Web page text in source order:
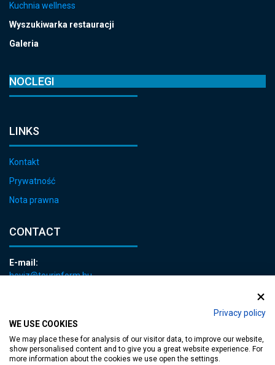
Privacy policy
WE USE COOKIES
We may place these for analysis of our visitor data, to improve our website,
show personalised content and to give you a great website experience. For
more information about the cookies we use open the settings.
Kuchnia wellness
Wyszukiwarka restauracji
Galeria
NOCLEGI
LINKS
Kontakt
Prywatność
Nota prawna
CONTACT
E-mail:
heviz@tourinform.hu